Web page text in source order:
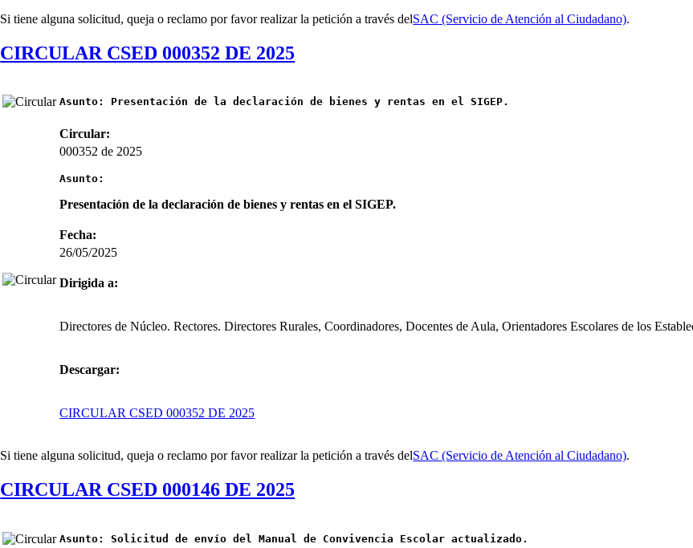
Si tiene alguna solicitud, queja o reclamo por favor realizar la petición a través delSAC (Servicio de Atención al Ciudadano).
CIRCULAR CSED 000352 DE 2025
Asunto: Presentación de la declaración de bienes y rentas en el SIGEP.
Circular:
000352 de 2025
Asunto:
Presentación de la declaración de bienes y rentas en el SIGEP.
Fecha:
26/05/2025
Dirigida a:
Directores de Núcleo. Rectores. Directores Rurales, Coordinadores, Docentes de Aula, Orientadores Escolares de los
Descargar:
CIRCULAR CSED 000352 DE 2025
Si tiene alguna solicitud, queja o reclamo por favor realizar la petición a través delSAC (Servicio de Atención al Ciudadano).
CIRCULAR CSED 000146 DE 2025
Asunto: Solicitud de envío del Manual de Convivencia Escolar actualizado.